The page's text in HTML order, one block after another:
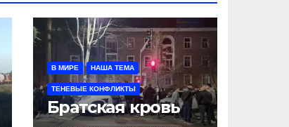
В МИРЕ НАША ТЕМА
ТЕНЕВЫЕ КОНФЛИКТЫ
Братская кровь